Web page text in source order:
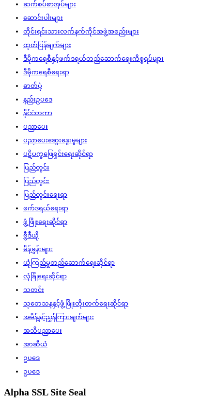
ဆက်စပ်စာအုပ်များ
ဆောင်းပါးများ
တိုင်းရင်းသားလက်နက်ကိုင်အဖွဲ့အစည်းများ
ထုတ်ပြန်ချက်များ
ဒီမိုကရေစီနှင့်ဖက်ဒရယ်တည်ဆောက်‌ရေးကိစ္စရပ်များ
ဒီမိုကရေစီရေးရာ
ဓာတ်ပုံ
နည်းဥပဒေ
နိုင်ငံတကာ
ပညာပေး
ပညာပေးဆွေးနွေးမှုများ
ပဋိပက္ခဖြေရှင်းရေးဆိုင်ရာ
ပြည်တွင်း
ပြည်တွင်း
ပြည်တွင်းရေးရာ
ဖက်ဒရယ်ရေးရာ
ဖွံ့ဖြိုးရေးဆိုင်ရာ
ဗွီဒီယို
မိန့်ခွန်းများ
ယုံကြည်မှုတည်ဆောက်ရေးဆိုင်ရာ
လုံခြုံရေးဆိုင်ရာ
သတင်း
သုတေသနနှင့်ဖွံ့ဖြိုးတိုးတက်ရေးဆိုင်ရာ
အမိန့်နှင့်ညွှန်ကြားချက်များ
အသိပညာပေး
အာဆီယံ
ဥပဒေ
ဥပဒေ
Alpha SSL Site Seal